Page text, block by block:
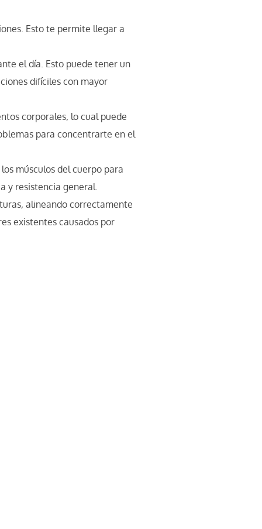
Esto te permite llegar a
el día. Esto puede tener un
difíciles con mayor
corporales, lo cual puede
para concentrarte en el
músculos del cuerpo para
y resistencia general.
alineando correctamente
existentes causados ​​por